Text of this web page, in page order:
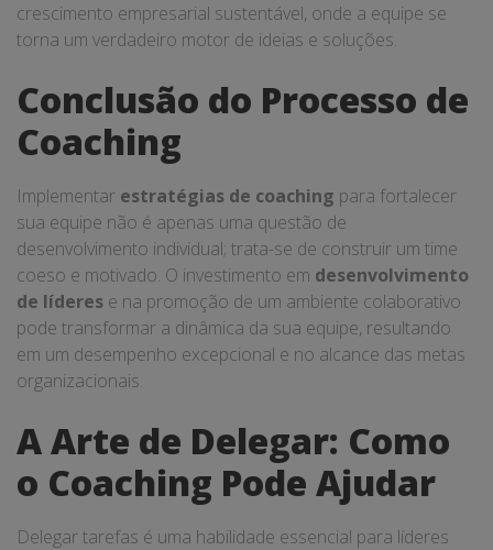
crescimento empresarial sustentável, onde a equipe se
torna um verdadeiro motor de ideias e soluções.
Conclusão do Processo de
Coaching
Implementar estratégias de coaching para fortalecer
sua equipe não é apenas uma questão de
desenvolvimento individual; trata-se de construir um time
coeso e motivado. O investimento em desenvolvimento
de líderes e na promoção de um ambiente colaborativo
pode transformar a dinâmica da sua equipe, resultando
em um desempenho excepcional e no alcance das metas
organizacionais.
A Arte de Delegar: Como
o Coaching Pode Ajudar
Delegar tarefas é uma habilidade essencial para líderes